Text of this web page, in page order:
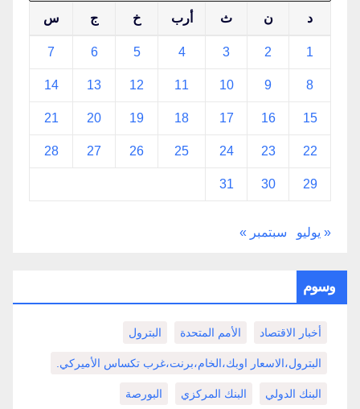
د ن ث أرب خ ج س
1
2
3
4
5
6
7
8
9
10
11
12
13
14
15
16
17
18
19
20
21
22
23
24
25
26
27
28
29
30
31
« يوليو سبتمبر »
وسوم
أخبار الاقتصاد الأمم المتحدة البترول
البترول،الاسعار اوبك،الخام،برنت،غرب تكساس الأميركي.
البنك الدولي البنك المركزي البورصة